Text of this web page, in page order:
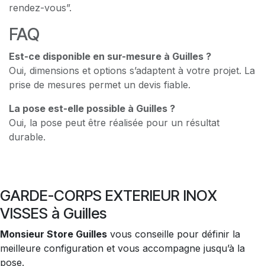
rendez-vous”.
FAQ
Est-ce disponible en sur-mesure à Guilles ?
Oui, dimensions et options s’adaptent à votre projet. La
prise de mesures permet un devis fiable.
La pose est-elle possible à Guilles ?
Oui, la pose peut être réalisée pour un résultat
durable.
GARDE-CORPS EXTERIEUR INOX
VISSES à Guilles
Monsieur Store Guilles vous conseille pour définir la
meilleure configuration et vous accompagne jusqu’à la
pose.